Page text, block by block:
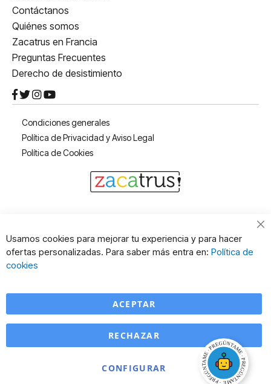
Contáctanos
Quiénes somos
Zacatrus en Francia
Preguntas Frecuentes
Derecho de desistimiento
Condiciones generales
Política de Privacidad y Aviso Legal
Política de Cookies
Usamos cookies para mejorar tu experiencia y para hacer
ofertas personalizadas. Para saber más entra en: Política de
cookies
ACEPTAR
CONFIGURAR
RECHAZAR